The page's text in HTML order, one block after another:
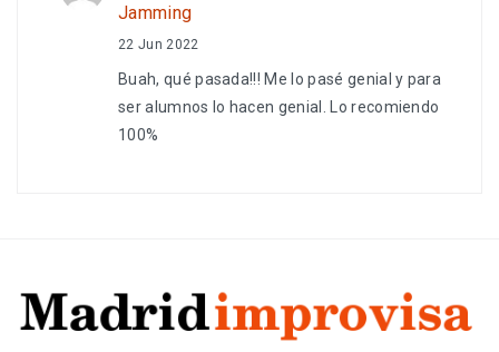
Jamming
22 Jun 2022
Buah, qué pasada!!! Me lo pasé genial y para
ser alumnos lo hacen genial. Lo recomiendo
100%